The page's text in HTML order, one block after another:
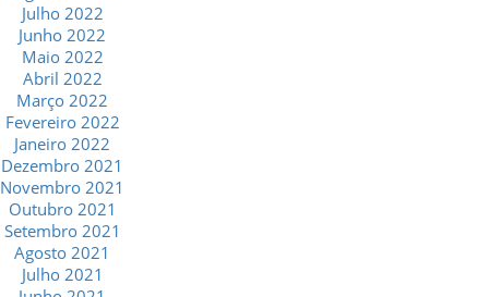
Julho 2022
Junho 2022
Maio 2022
Abril 2022
Março 2022
Fevereiro 2022
Janeiro 2022
Dezembro 2021
Novembro 2021
Outubro 2021
Setembro 2021
Agosto 2021
Julho 2021